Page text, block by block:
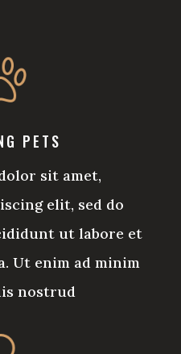
PETS
sit amet,
elit, sed do
ut labore et
Ut enim ad minim
nostrud